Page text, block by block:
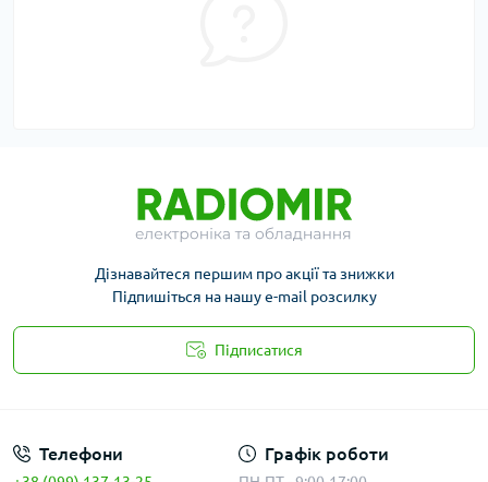
Дізнавайтеся першим про акції та знижки
Підпишіться на нашу e-mail розсилку
Підписатися
Телефони Графік роботи